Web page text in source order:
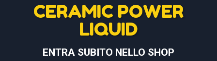
CERAMIC POWER
LIQUID
ENTRA SUBITO NELLO SHOP